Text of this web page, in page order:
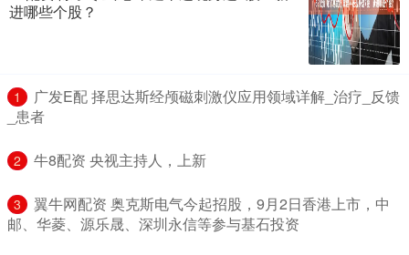
进哪些个股？
1
​广发E配 择思达斯经颅磁刺激仪应用领域详解_治疗_反馈
_患者
2 ​牛8配资 央视主持人，上新
3
​翼牛网配资 奥克斯电气今起招股，9月2日香港上市，中
邮、华菱、源乐晟、深圳永信等参与基石投资